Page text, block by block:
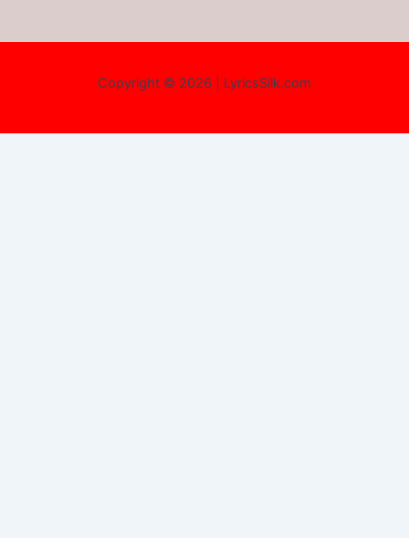
Copyright © 2026 | LyricsSilk.com